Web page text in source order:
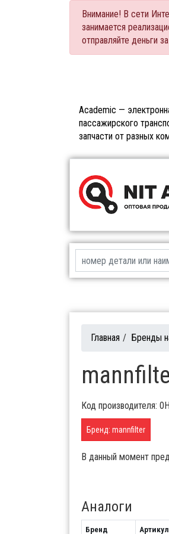
Внимание! В сети
занимается
отправляйте деньги
Academic —
пассажирского
запчасти от разных
Главная / Бренды
Код производителя:
Бренд: mannfilter
В данный момент
Аналоги
Бренд Артикул